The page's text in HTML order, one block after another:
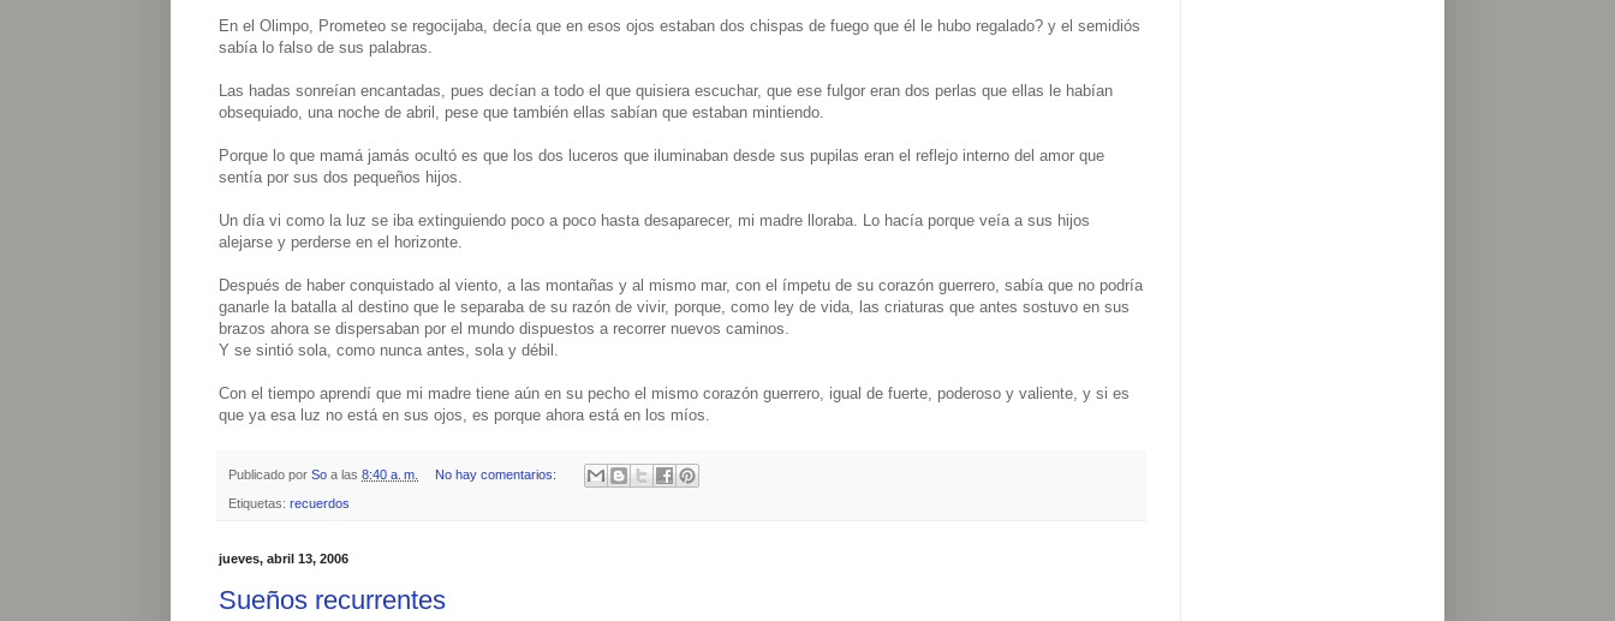
En el Olimpo, Prometeo se regocijaba, decía que en esos ojos estaban dos chispas de fuego que él le hubo regalado? y el semidiós
sabía lo falso de sus palabras.
Las hadas sonreían encantadas, pues decían a todo el que quisiera escuchar, que ese fulgor eran dos perlas que ellas le habían
obsequiado, una noche de abril, pese que también ellas sabían que estaban mintiendo.
Porque lo que mamá jamás ocultó es que los dos luceros que iluminaban desde sus pupilas eran el reflejo interno del amor que
sentía por sus dos pequeños hijos.
Un día vi como la luz se iba extinguiendo poco a poco hasta desaparecer, mi madre lloraba. Lo hacía porque veía a sus hijos
alejarse y perderse en el horizonte.
Después de haber conquistado al viento, a las montañas y al mismo mar, con el ímpetu de su corazón guerrero, sabía que no podría
ganarle la batalla al destino que le separaba de su razón de vivir, porque, como ley de vida, las criaturas que antes sostuvo en sus
brazos ahora se dispersaban por el mundo dispuestos a recorrer nuevos caminos.
Y se sintió sola, como nunca antes, sola y débil.
Con el tiempo aprendí que mi madre tiene aún en su pecho el mismo corazón guerrero, igual de fuerte, poderoso y valiente, y si es
que ya esa luz no está en sus ojos, es porque ahora está en los míos.
Publicado por So a las 8:40 a. m. No hay comentarios:
Etiquetas: recuerdos
jueves, abril 13, 2006
Sueños recurrentes